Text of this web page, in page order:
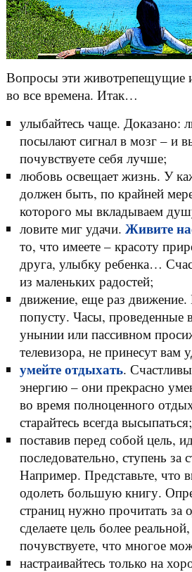
Вопросы эти животрепещущие
во все времена. Итак…
улыбайтесь чаще.
посылают сигнал в мозг – и
почувствуете себя лучше;
любовь освещает жизнь. У
должен быть, по крайней
которого мы вкладываем
ловите миг удачи. Живите
то, что имеете – красоту
друга, улыбку ребенка…
из маленьких радостей;
движение, еще раз движение.
попусту. Часы, проведенные
унынии или пассивном
телевизора, не принесут вам
умейте отдыхать.
энергию – они прекрасно
во время полноценного
старайтесь всегда высыпаться;
поставив перед собой цель,
последовательно, ступень за
Например. Представьте, что
одолеть большую книгу.
страниц нужно прочитать за
сделаете цель более
почувствуете, что многое
настраивайтесь только на